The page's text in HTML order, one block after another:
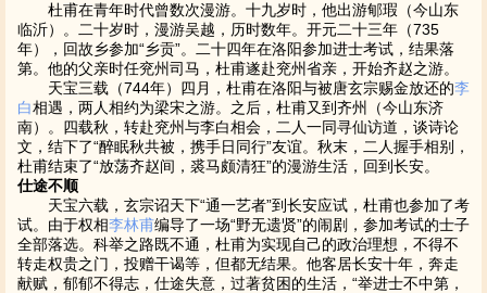
杜甫在青年时代曾数次漫游。十九岁时，他出游郇瑕（今山东
临沂）。二十岁时，漫游吴越，历时数年。开元二十三年（735
年），回故乡参加“乡贡”。二十四年在洛阳参加进士考试，结果落
第。他的父亲时任兖州司马，杜甫遂赴兖州省亲，开始齐赵之游。
天宝三载（744年）四月，杜甫在洛阳与被唐玄宗赐金放还的李
白相遇，两人相约为梁宋之游。之后，杜甫又到齐州（今山东济
南）。四载秋，转赴兖州与李白相会，二人一同寻仙访道，谈诗论
文，结下了“醉眠秋共被，携手日同行”友谊。秋末，二人握手相别，
杜甫结束了“放荡齐赵间，裘马颇清狂”的漫游生活，回到长安。
仕途不顺
天宝六载，玄宗诏天下“通一艺者”到长安应试，杜甫也参加了考
试。由于权相李林甫编导了一场“野无遗贤”的闹剧，参加考试的士子
全部落选。科举之路既不通，杜甫为实现自己的政治理想，不得不
转走权贵之门，投赠干谒等，但都无结果。他客居长安十年，奔走
献赋，郁郁不得志，仕途失意，过著贫困的生活，“举进士不中第，